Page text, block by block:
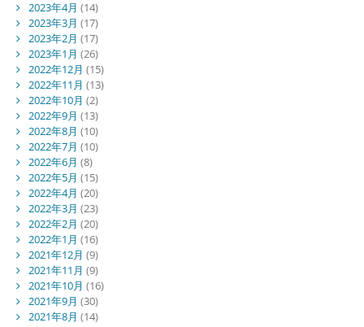
2023年4月 (14)
2023年3月 (17)
2023年2月 (17)
2023年1月 (26)
2022年12月 (15)
2022年11月 (13)
2022年10月 (2)
2022年9月 (13)
2022年8月 (10)
2022年7月 (10)
2022年6月 (8)
2022年5月 (15)
2022年4月 (20)
2022年3月 (23)
2022年2月 (20)
2022年1月 (16)
2021年12月 (9)
2021年11月 (9)
2021年10月 (16)
2021年9月 (30)
2021年8月 (14)